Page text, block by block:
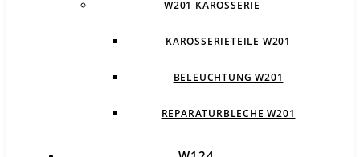
W201 KAROSSERIE
KAROSSERIETEILE W201
BELEUCHTUNG W201
REPARATURBLECHE W201